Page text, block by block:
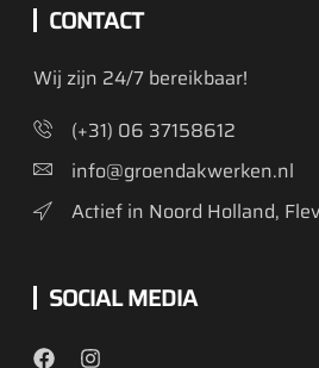
CONTACT
Wij zijn 24/7 bereikbaar!
(+31) 06 37158612
info@groendakwerken.nl
Actief in Noord Holland,
SOCIAL MEDIA